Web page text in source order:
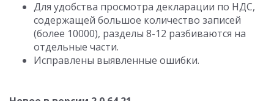
Для удобства просмотра декларации по НДС,
содержащей большое количество записей
(более 10000), разделы 8-12 разбиваются на
отдельные части.
Исправлены выявленные ошибки.